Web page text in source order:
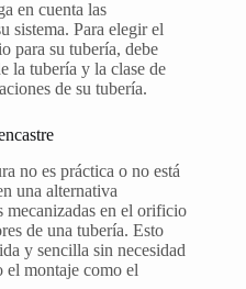
en cuenta las
sistema. Para elegir el
para su tubería, debe
la tubería y la clase de
de su tubería.
no es práctica o no está
una alternativa
mecanizadas en el orificio
de una tubería. Esto
y sencilla sin necesidad
el montaje como el